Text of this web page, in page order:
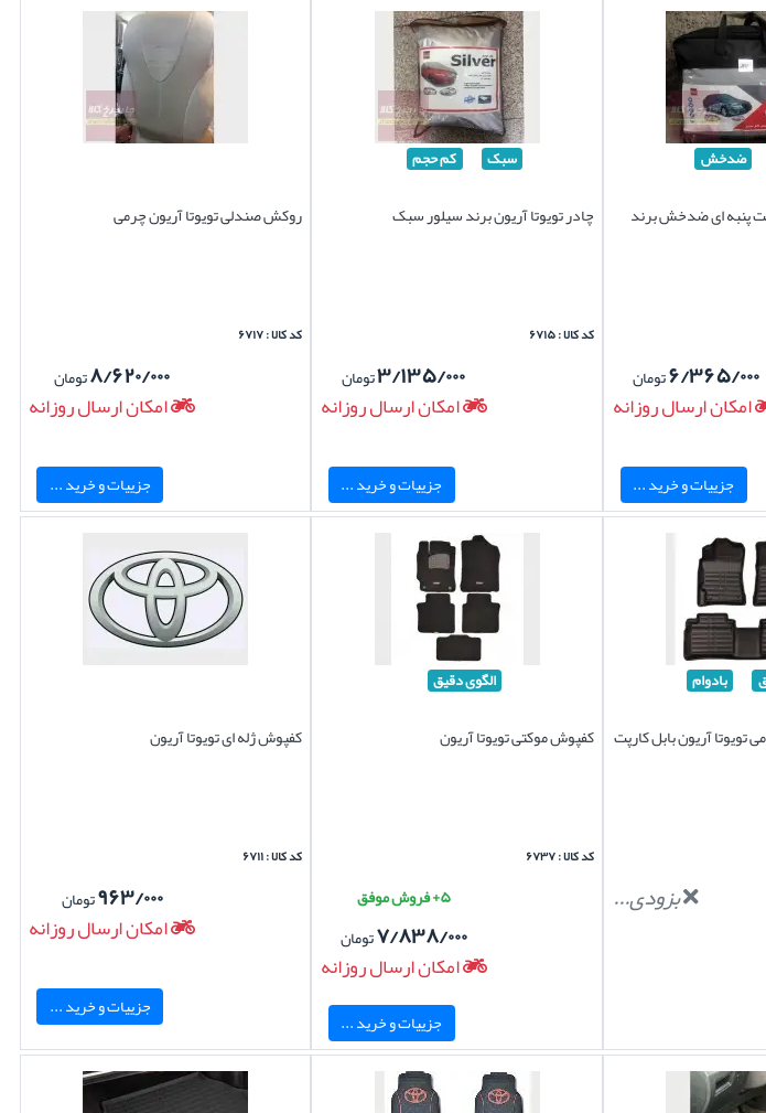
ضدخش
پنبه ای ضدخش برند
۶/۳۶۵/۰۰۰تومان
امکان ارسال روزانه
جزییات و خرید ...
سبک کم حجم
چادر تویوتا آریون برند سیلور سبک
کد کالا : ۶۷۱۵
۳/۱۳۵/۰۰۰تومان
امکان ارسال روزانه
جزییات و خرید ...
روکش صندلی تویوتا آریون چرمی
کد کالا : ۶۷۱۷
۸/۶۲۰/۰۰۰تومان
امکان ارسال روزانه
جزییات و خرید ...
بادوام
آریون بابل کارپت
بزودی...
الگوی دقیق
کفپوش موکتی تویوتا آریون
کد کالا : ۶۷۳۷
۵+ فروش موفق
۷/۸۳۸/۰۰۰تومان
امکان ارسال روزانه
جزییات و خرید ...
کفپوش ژله ای تویوتا آریون
کد کالا : ۶۷۱۱
۹۶۳/۰۰۰تومان
امکان ارسال روزانه
جزییات و خرید ...